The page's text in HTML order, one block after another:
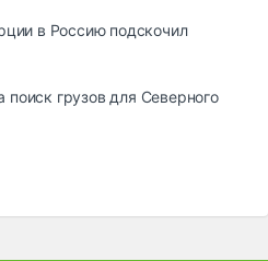
в Россию подскочил
грузов для Северного